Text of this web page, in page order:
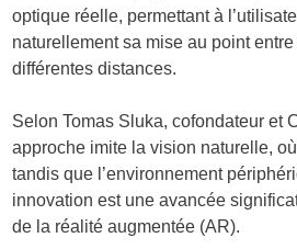
optique réelle, permettant à
naturellement sa mise au point
différentes distances.
Selon Tomas Sluka, cofondateur et
approche imite la vision naturelle,
tandis que l’environnement
innovation est une avancée
de la réalité augmentée (AR).